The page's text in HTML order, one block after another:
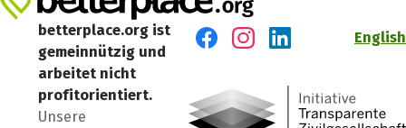
betterplace.org ist
gemeinnützig und
arbeitet nicht
profitorientiert.
Unsere
English